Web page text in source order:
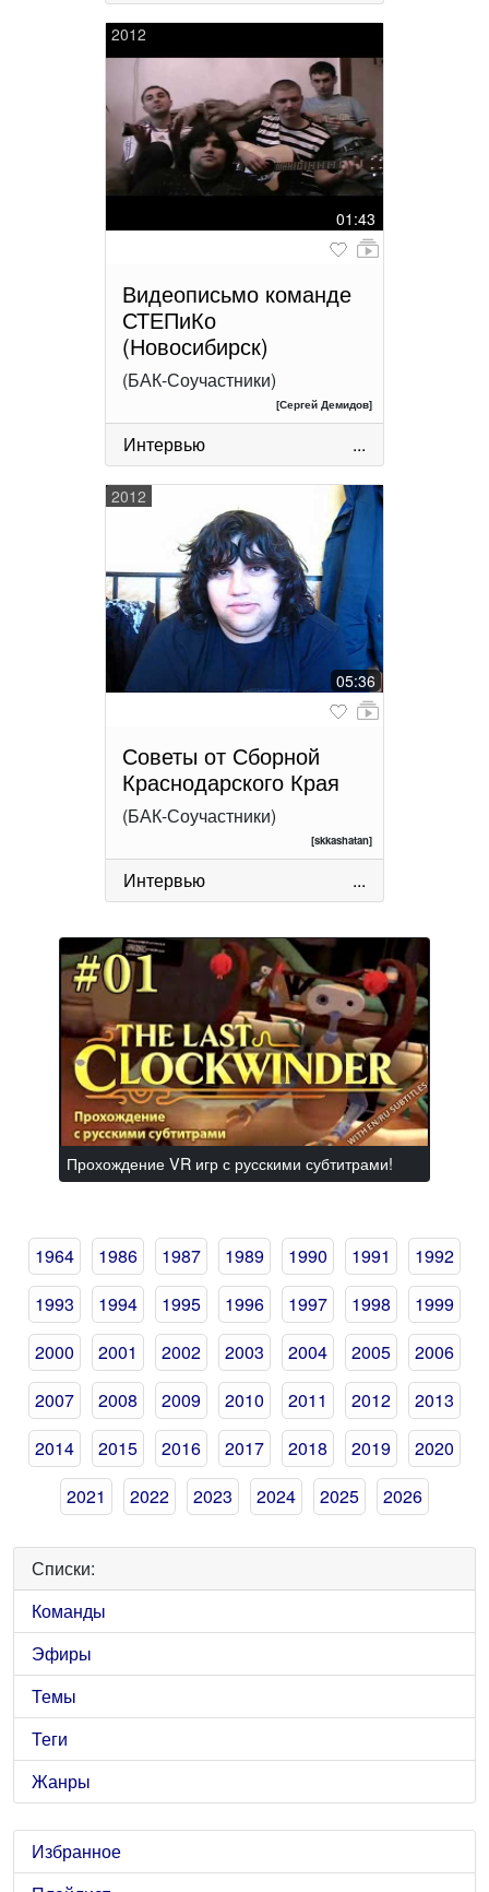
2012
01:43
Видеописьмо команде
СТЕПиКо
(Новосибирск)
(БАК-Соучастники)
[Сергей Демидов]
Интервью ...
2012
05:36
Советы от Сборной
Краснодарского Края
(БАК-Соучастники)
[skkashatan]
Интервью ...
Прохождение VR игр с русскими субтитрами!
1964 1986 1987 1989 1990 1991
1992
1993
1994 1995 1996 1997 1998
1999
2000
2001 2002 2003 2004 2005
2006
2007
2008 2009 2010 2011 2012
2013
2014
2015 2016 2017 2018 2019
2020
2021
2022 2023 2024 2025 2026
Списки:
Команды
Эфиры
Темы
Теги
Жанры
Избранное